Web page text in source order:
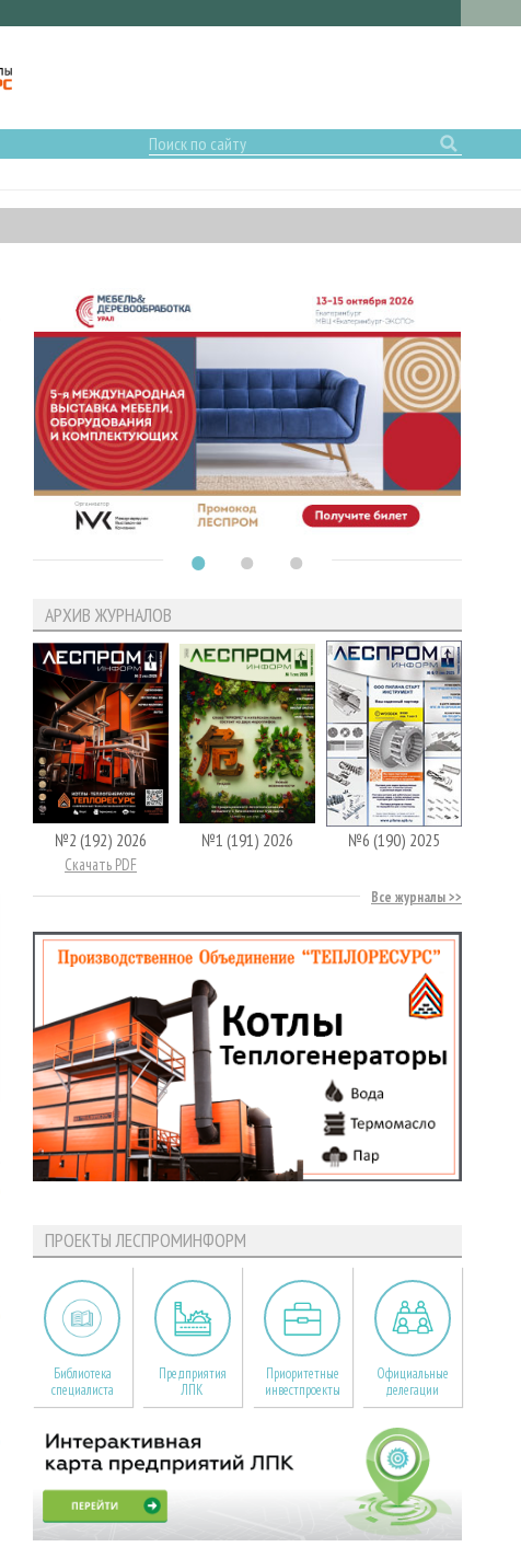
АРХИВ ЖУРНАЛОВ
№2 (192) 2026
Скачать PDF
№1 (191) 2026 №6 (190) 2025
Все журналы
ПРОЕКТЫ ЛЕСПРОМИНФОРМ
Библиотека
специалиста
Предприятия
ЛПК
Приоритетные
инвестпроекты
Официальные
делегации